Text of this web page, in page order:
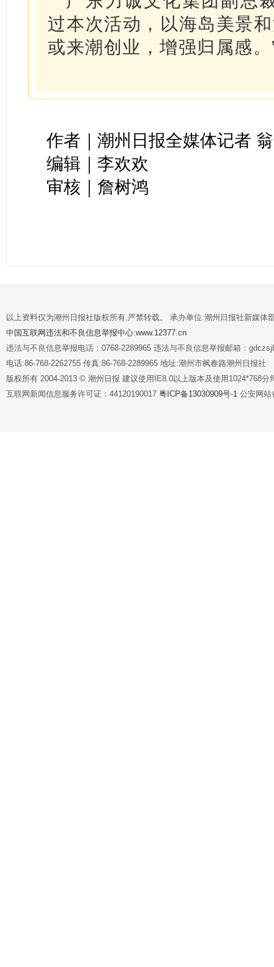
过本次活动，以海岛美景
或来潮创业，增强归属感。
作者｜潮州日报全媒体记者
编辑｜李欢欢
审核｜詹树鸿
以上资料仅为潮州日报社版权所有,严禁转载。 承办单位:潮州日报社新媒体
中国互联网违法和不良信息举报中心:www.12377.cn
违法与不良信息举报电话：0768-2289965 违法与不良信息举报邮箱：
电话:86-768-2262755 传真:86-768-2289965 地址:潮州市枫春路潮州日报社
版权所有 2004-2013 © 潮州日报 建议使用IE8.0以上版本及使用1024*768分
互联网新闻信息服务许可证：44120190017 粤ICP备13030909号-1 公安网站